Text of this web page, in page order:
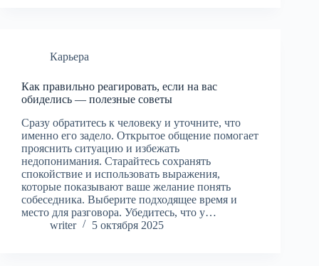
Карьера
Как правильно реагировать, если на вас
обиделись — полезные советы
Сразу обратитесь к человеку и уточните, что
именно его задело. Открытое общение помогает
прояснить ситуацию и избежать
недопонимания. Старайтесь сохранять
спокойствие и использовать выражения,
которые показывают ваше желание понять
собеседника. Выберите подходящее время и
место для разговора. Убедитесь, что у…
writer
5 октября 2025